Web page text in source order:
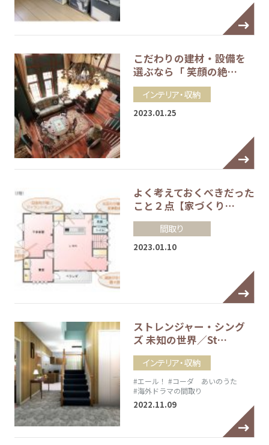
こだわりの建材・設備を
選ぶなら「 笑顔の絶…
インテリア・収納
2023.01.25
よく考えておくべきだった
こと２点【家づくり…
間取り
2023.01.10
ストレンジャー・シング
ズ 未知の世界／St…
インテリア・収納
#エール！ #コーダ あいのうた
#海外ドラマの間取り
2022.11.09